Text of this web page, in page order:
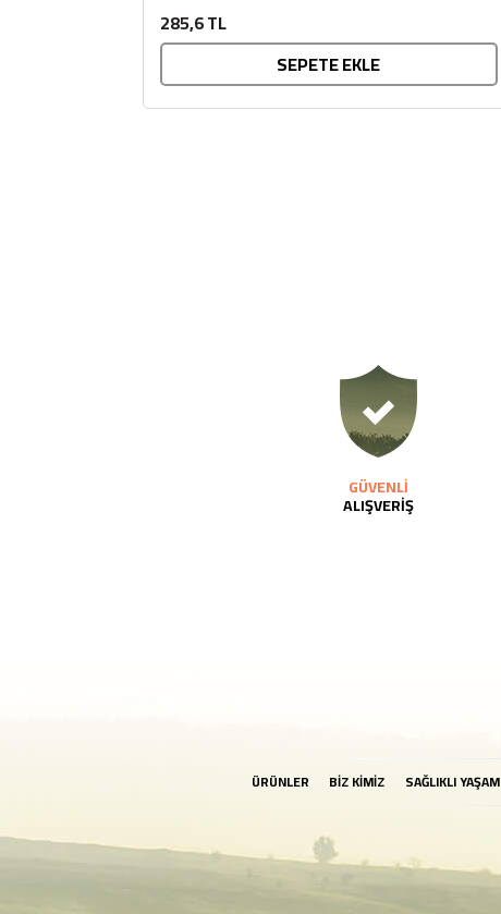
285,6 TL
SEPETE EKLE
GÜVENLİ
ALIŞVERİŞ
ÜRÜNLER BİZ KİMİZ SAĞLIKLI YAŞAM